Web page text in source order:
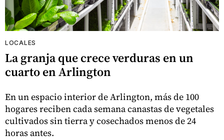
LOCALES
La granja que crece verduras en un
cuarto en Arlington
En un espacio interior de Arlington, más de 100
hogares reciben cada semana canastas de vegetales
cultivados sin tierra y cosechados menos de 24
horas antes.